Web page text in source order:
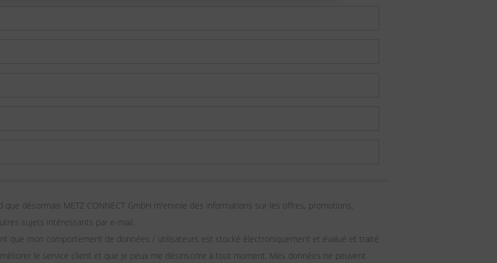
que désormais METZ CONNECT GmbH m'envoie des informations sur les offres, promotions,
sujets intéressants par e-mail.
que mon comportement de données / utilisateurs est stocké électroniquement et évalué et traité
le service client et que je peux me désinscrire à tout moment. Mes données ne peuvent